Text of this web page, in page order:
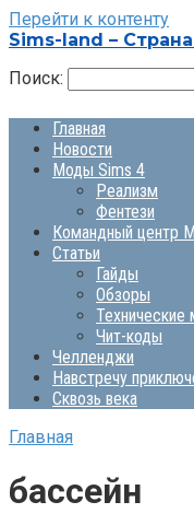
Перейти к контенту
Sims-land –
Поиск:
Главная
Новости
Моды Sims 4
Реализм
Фентези
Командный центр
Статьи
Гайды
Обзоры
Технические
Чит-коды
Челленджи
Навстречу
Сквозь века
Главная
бассейн